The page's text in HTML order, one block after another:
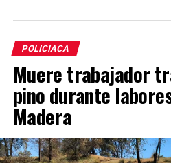
POLICIACA
Muere trabajador
pino durante
Madera